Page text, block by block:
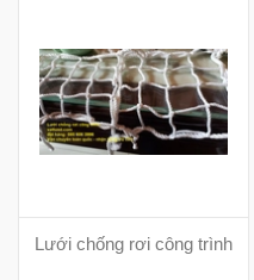
Lưới chống rơi công trình